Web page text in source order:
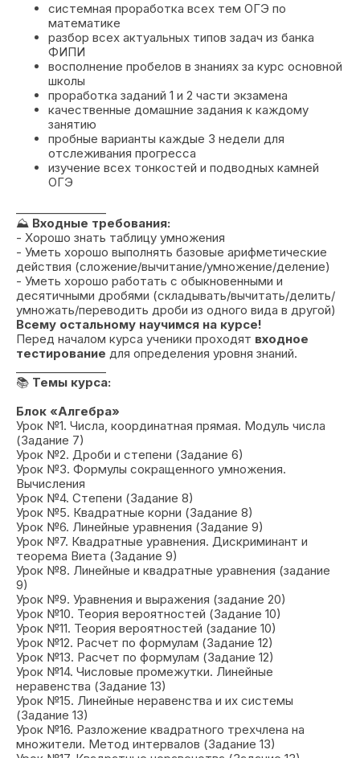
системная проработка всех тем ОГЭ по
математике
разбор всех актуальных типов задач из банка
ФИПИ
восполнение пробелов в знаниях за курс основной
школы
проработка заданий 1 и 2 части экзамена
качественные домашние задания к каждому
занятию
пробные варианты каждые 3 недели для
отслеживания прогресса
изучение всех тонкостей и подводных камней
ОГЭ
⛰️ Входные требования:
- Хорошо знать таблицу умножения
- Уметь хорошо выполнять базовые арифметические
действия (сложение/вычитание/умножение/деление)
- Уметь хорошо работать с обыкновенными и
десятичными дробями (складывать/вычитать/делить/
умножать/переводить дроби из одного вида в другой)
Всему остальному научимся на курсе!
Перед началом курса ученики проходят входное
тестирование для определения уровня знаний.
📚 Темы курса:
Блок «Алгебра»
Урок №1. Числа, координатная прямая. Модуль числа
(Задание 7)
Урок №2. Дроби и степени (Задание 6)
Урок №3. Формулы сокращенного умножения.
Вычисления
Урок №4. Степени (Задание 8)
Урок №5. Квадратные корни (Задание 8)
Урок №6. Линейные уравнения (Задание 9)
Урок №7. Квадратные уравнения. Дискриминант и
теорема Виета (Задание 9)
Урок №8. Линейные и квадратные уравнения (задание
9)
Урок №9. Уравнения и выражения (задание 20)
Урок №10. Теория вероятностей (Задание 10)
Урок №11. Теория вероятностей (задание 10)
Урок №12. Расчет по формулам (Задание 12)
Урок №13. Расчет по формулам (Задание 12)
Урок №14. Числовые промежутки. Линейные
неравенства (Задание 13)
Урок №15. Линейные неравенства и их системы
(Задание 13)
Урок №16. Разложение квадратного трехчлена на
множители. Метод интервалов (Задание 13)